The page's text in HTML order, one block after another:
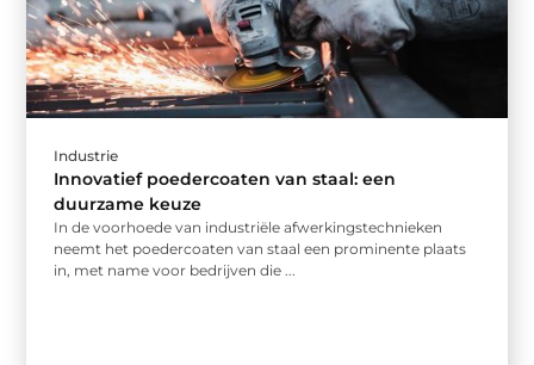
Industrie
Innovatief poedercoaten van staal: een
duurzame keuze
In de voorhoede van industriële afwerkingstechnieken
neemt het poedercoaten van staal een prominente plaats
in, met name voor bedrijven die ...